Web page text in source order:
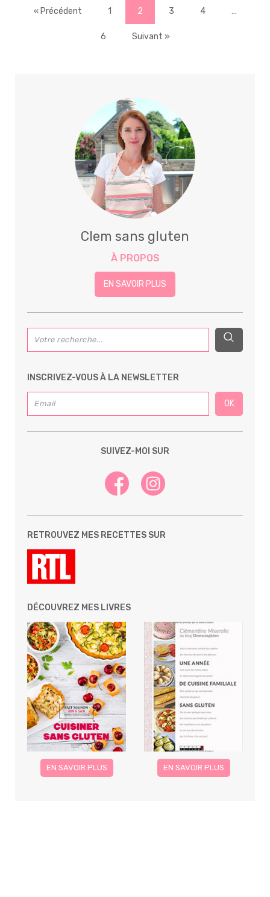
« Précédent 1 2 3 4 …
6 Suivant »
Clem sans gluten
À PROPOS
EN SAVOIR PLUS
INSCRIVEZ-VOUS À LA NEWSLETTER
SUIVEZ-MOI SUR
RETROUVEZ MES RECETTES SUR
DÉCOUVREZ MES LIVRES
EN SAVOIR PLUS EN SAVOIR PLUS